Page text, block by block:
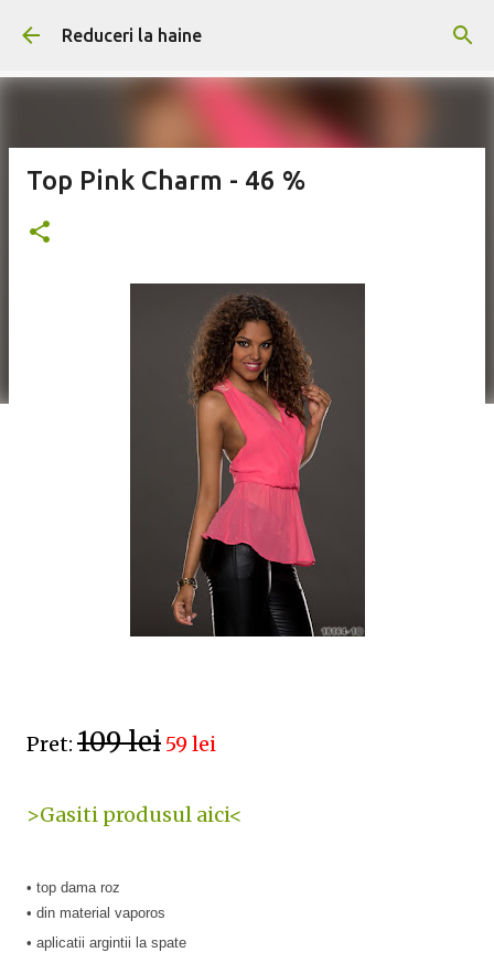
Treceți la conținutul principal
Reduceri la haine
Top Pink Charm - 46 %
Pret: 109 lei 59 lei
>Gasiti produsul aici<
• top dama roz
• din material vaporos
• aplicatii argintii la spate